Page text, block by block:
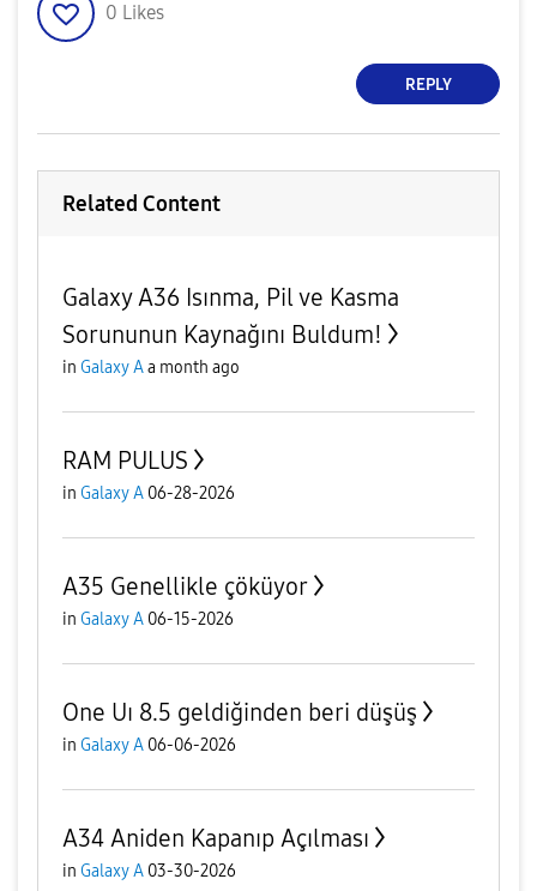
0 Likes
REPLY
Related Content
Galaxy A36 Isınma, Pil ve Kasma
Sorununun Kaynağını Buldum!
in Galaxy Aa month ago
RAM PULUS
in Galaxy A 06-28-2026
A35 Genellikle çöküyor
in Galaxy A 06-15-2026
One Uı 8.5 geldiğinden beri düşüş
in Galaxy A 06-06-2026
A34 Aniden Kapanıp Açılması
in Galaxy A 03-30-2026